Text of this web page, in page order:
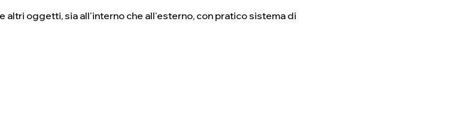
oggetti, sia all'interno che all'esterno, con pratico sistema di